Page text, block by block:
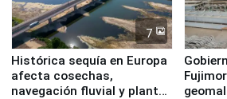
7
Histórica sequía en Europa
afecta cosechas,
navegación fluvial y plantas